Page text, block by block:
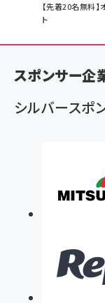
く
ず
【先着20名無料】
ト
スポンサー企
シルバースポ